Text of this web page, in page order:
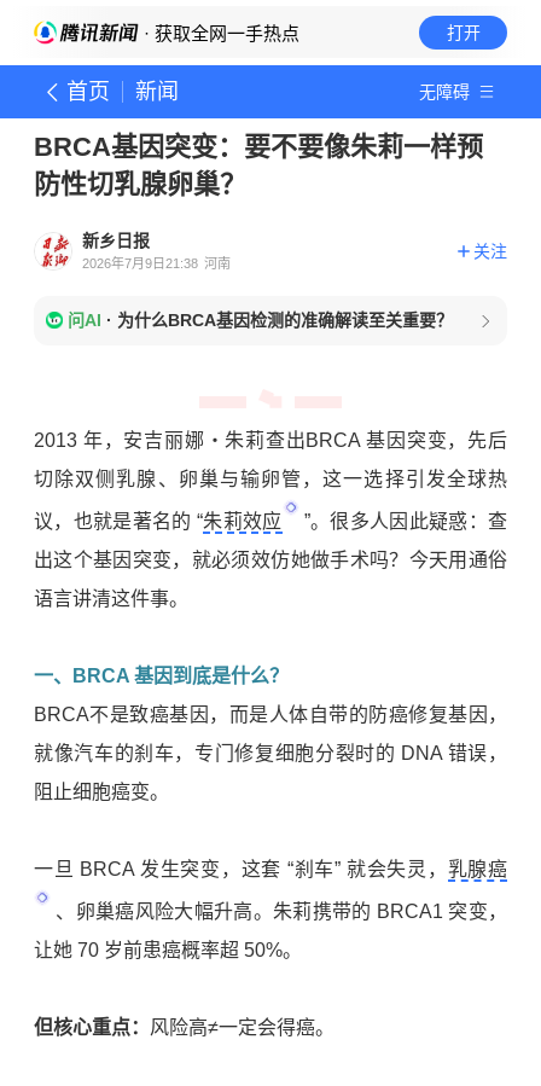
· 获取全网一手热点 打开
首页 新闻 无障碍
BRCA基因突变：要不要像朱莉一样预
防性切乳腺卵巢？
新乡日报
2026年7月9日21:38 河南
关注
问AI · 为什么BRCA基因检测的准确解读至关重要？
2013 年，安吉丽娜・朱莉查出BRCA 基因突变，先后
切除双侧乳腺、卵巢与输卵管，这一选择引发全球热
议，也就是著名的 “朱莉效应
”。很多人因此疑惑：查
出这个基因突变，就必须效仿她做手术吗？今天用通俗
语言讲清这件事。
一、BRCA 基因到底是什么？
BRCA不是致癌基因，而是人体自带的防癌修复基因，
就像汽车的刹车，专门修复细胞分裂时的 DNA 错误，
阻止细胞癌变。
一旦 BRCA 发生突变，这套 “刹车” 就会失灵， 乳腺癌
、卵巢癌风险大幅升高。朱莉携带的 BRCA1 突变，
让她 70 岁前患癌概率超 50%。
但核心重点： 风险高≠一定会得癌。